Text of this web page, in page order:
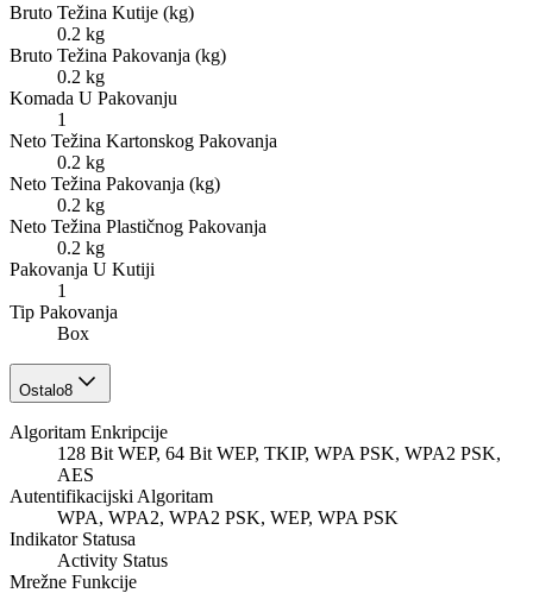
Bruto Težina Kutije (kg)
0.2 kg
Bruto Težina Pakovanja (kg)
0.2 kg
Komada U Pakovanju
1
Neto Težina Kartonskog Pakovanja
0.2 kg
Neto Težina Pakovanja (kg)
0.2 kg
Neto Težina Plastičnog Pakovanja
0.2 kg
Pakovanja U Kutiji
1
Tip Pakovanja
Box
Ostalo8
Algoritam Enkripcije
128 Bit WEP, 64 Bit WEP, TKIP, WPA PSK, WPA2 PSK,
AES
Autentifikacijski Algoritam
WPA, WPA2, WPA2 PSK, WEP, WPA PSK
Indikator Statusa
Activity Status
Mrežne Funkcije